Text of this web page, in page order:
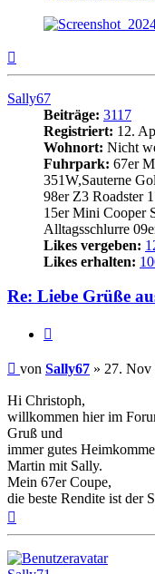
Sally67
Beiträge: 3117
Registriert: 12.
Wohnort: Nicht
Fuhrpark: 67er
351W,Sauterne
98er Z3 Roadster
15er Mini Cooper
Alltagsschlurre
Likes vergeben:
Likes erhalten:
Re: Liebe Grüße
Beitrag
von Sally67 » 27. Nov
Hi Christoph,
willkommen hier im
Gruß und
immer gutes
Martin mit Sally.
Mein 67er Coupe,
die beste Rendite ist der